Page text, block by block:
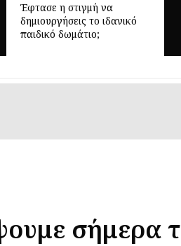
Έφτασε η στιγμή να
δημιουργήσεις το ιδανικό
παιδικό δωμάτιο;
σήμερα